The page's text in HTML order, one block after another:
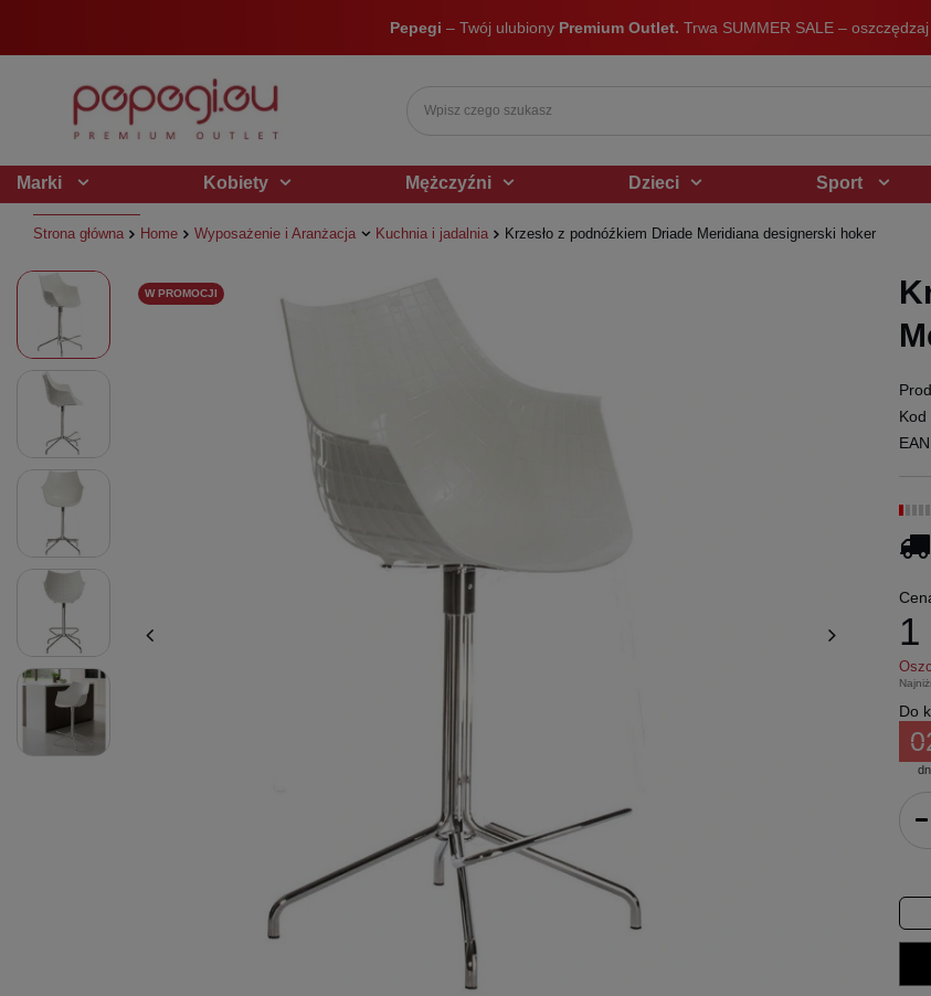
Pepegi – Twój ulubiony Premium Outlet. Trwa SUMMER SALE –
Marki Kobiety Mężczyźni Dzieci Sport
Strona główna Home Wyposażenie i Aranżacja Kuchnia i jadalnia Krzesło z podnóźkiem Driade Meridiana designerski hoker
W PROMOCJI
Kod
EAN
1
Do